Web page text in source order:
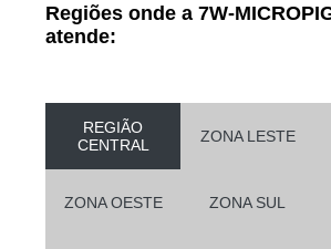
Regiões onde a 7W-
atende:
REGIÃO
CENTRAL
ZONA LESTE
ZONA OESTE ZONA SUL